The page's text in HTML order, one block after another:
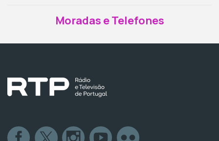
Moradas e Telefones